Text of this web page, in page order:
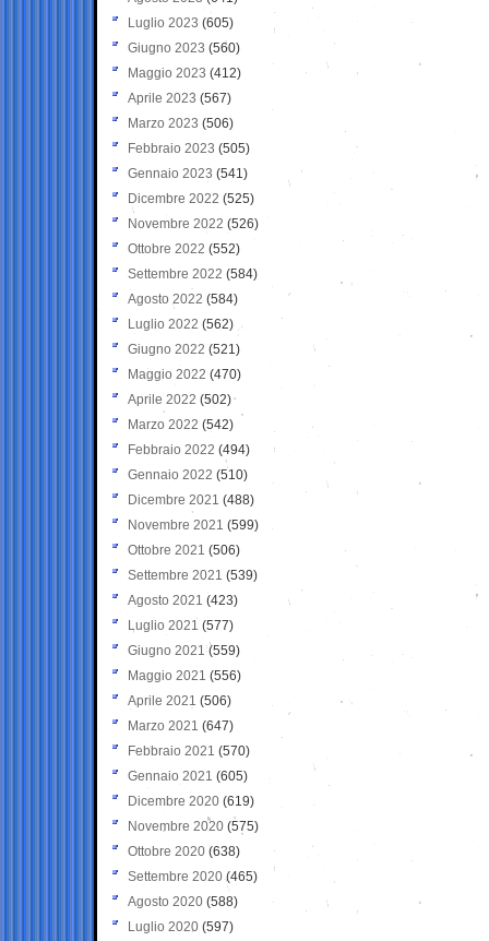
Luglio 2023 (605)
Giugno 2023 (560)
Maggio 2023 (412)
Aprile 2023 (567)
Marzo 2023 (506)
Febbraio 2023 (505)
Gennaio 2023 (541)
Dicembre 2022 (525)
Novembre 2022 (526)
Ottobre 2022 (552)
Settembre 2022 (584)
Agosto 2022 (584)
Luglio 2022 (562)
Giugno 2022 (521)
Maggio 2022 (470)
Aprile 2022 (502)
Marzo 2022 (542)
Febbraio 2022 (494)
Gennaio 2022 (510)
Dicembre 2021 (488)
Novembre 2021 (599)
Ottobre 2021 (506)
Settembre 2021 (539)
Agosto 2021 (423)
Luglio 2021 (577)
Giugno 2021(559)
Maggio 2021 (556)
Aprile 2021 (506)
Marzo 2021 (647)
Febbraio 2021 (570)
Gennaio 2021 (605)
Dicembre 2020 (619)
Novembre 2020 (575)
Ottobre 2020 (638)
Settembre 2020(465)
Agosto 2020 (588)
Luglio 2020 (597)